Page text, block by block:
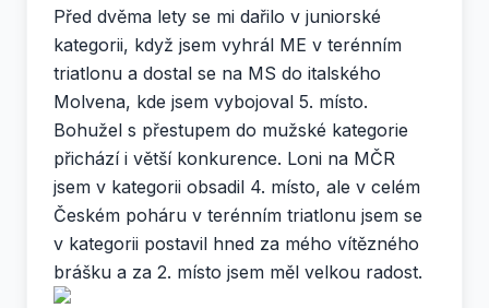
Před dvěma lety se mi dařilo v juniorské
kategorii, když jsem vyhrál ME v terénním
triatlonu a dostal se na MS do italského
Molvena, kde jsem vybojoval 5. místo.
Bohužel s přestupem do mužské kategorie
přichází i větší konkurence. Loni na MČR
jsem v kategorii obsadil 4. místo, ale v celém
Českém poháru v terénním triatlonu jsem se
v kategorii postavil hned za mého vítězného
brášku a za 2. místo jsem měl velkou radost.